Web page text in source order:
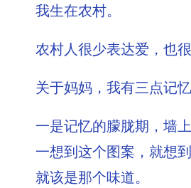
我生在农村。
农村人很少表达爱，也
关于妈妈，我有三点记忆
一是记忆的朦胧期，墙
一想到这个图案，就想
就该是那个味道。